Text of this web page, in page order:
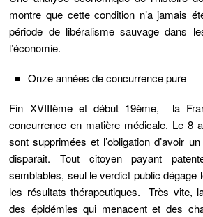
montre que cette condition n’a jamais
période de libéralisme sauvage dans
l’économie.
Onze années de concurrence pure
Fin XVIIIème et début 19ème, la
concurrence en matière médicale. Le 8
sont supprimées et l’obligation d’avoir
disparait. Tout citoyen payant
semblables, seul le verdict public dégage
les résultats thérapeutiques. Très vite,
des épidémies qui menacent et des